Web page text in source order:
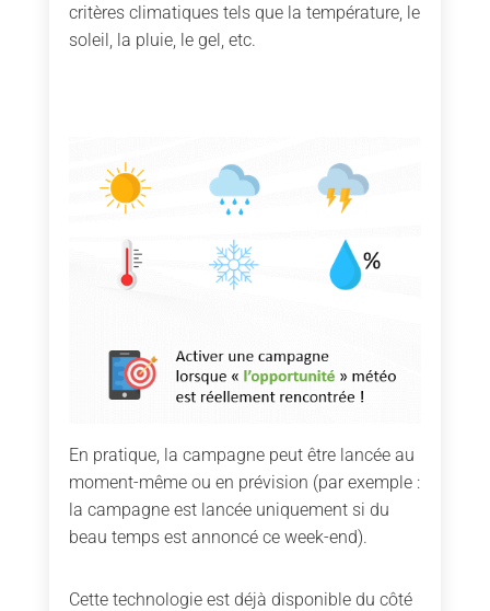
critères climatiques tels que la température, le
soleil, la pluie, le gel, etc.
En pratique, la campagne peut être lancée au
moment-même ou en prévision (par exemple :
la campagne est lancée uniquement si du
beau temps est annoncé ce week-end).
Cette technologie est déjà disponible du côté